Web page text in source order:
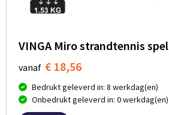
VINGA Miro strandtennis spel
vanaf € 18,56
Bedrukt geleverd in: 8 werkdag(en)
Onbedrukt geleverd in: 0 werkdag(en)